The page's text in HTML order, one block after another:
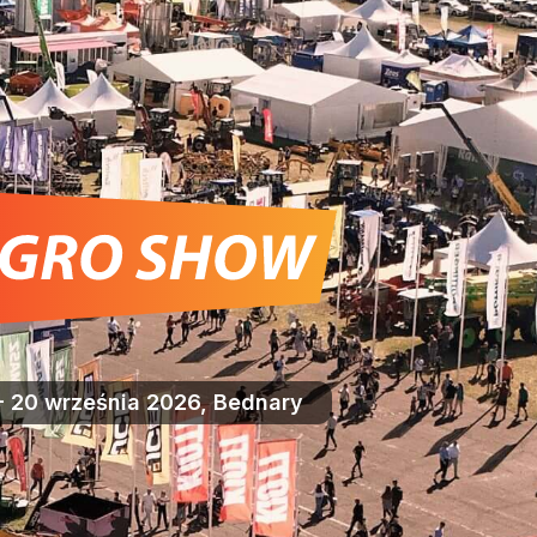
20 września 2026, Bednary